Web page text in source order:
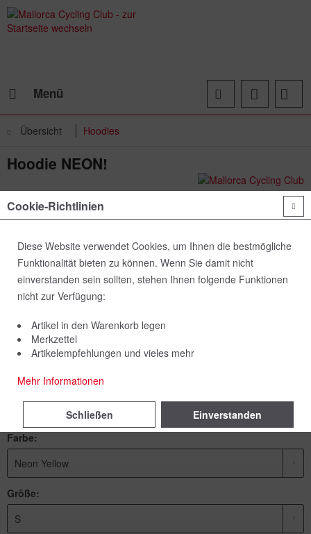
Menü
Übersicht Hoodies
Hoodie NEON!
59,00 € *
Sofort versandfertig, Lieferzeit ca. 1-3 Werktage
Farbe:
Größe:
Cookie-Richtlinien
Diese Website verwendet Cookies, um Ihnen die bestmögliche
Funktionalität bieten zu können. Wenn Sie damit nicht
einverstanden sein sollten, stehen Ihnen folgende Funktionen
nicht zur Verfügung:
Artikel in den Warenkorb legen
Merkzettel
Artikelempfehlungen und vieles mehr
Mehr Informationen
Einverstanden
Schließen